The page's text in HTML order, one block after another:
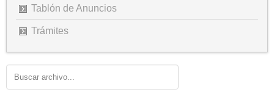
Tablón de Anuncios
Trámites